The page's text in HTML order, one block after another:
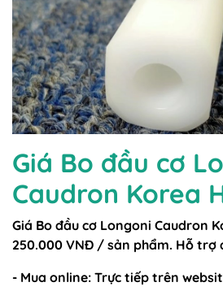
Giá Bo đầu cơ
Caudron Korea
Giá Bo đầu cơ Longoni Caudron
250.000 VNĐ / sản phẩm. Hỗ trợ
- Mua online: Trực tiếp trên